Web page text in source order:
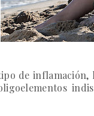
de inflamación,